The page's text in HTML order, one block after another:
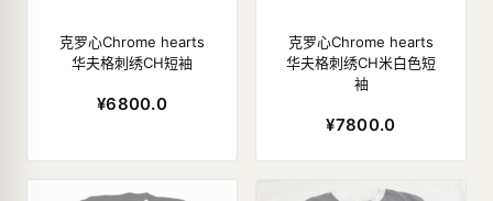
克罗心Chrome hearts
华夫格刺绣CH短袖
¥6800.0
克罗心Chrome hearts
华夫格刺绣CH米白色短
袖
¥7800.0